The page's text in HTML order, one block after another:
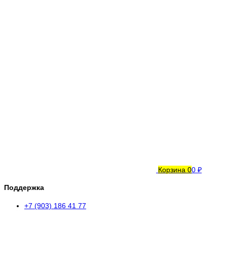
Корзина 00 ₽
Поддержка
+7 (903) 186 41 77